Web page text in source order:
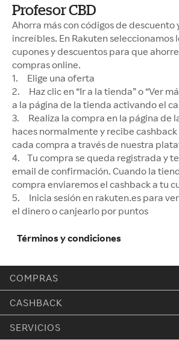
Profesor CBD
Ahorra más con códigos de descuento
increíbles. En Rakuten seleccionamos
cupones y descuentos para que
compras online.
1. Elige una oferta
2. Haz clic en “Ir a la tienda” o “Ver
a la página de la tienda activando el
3. Realiza la compra en la página de
haces normalmente y recibe
cada compra a través de nuestra
4. Tu compra se queda registrada y
email de confirmación. Cuando la
compra enviaremos el cashback a tu
5. Inicia sesión en rakuten.es para
el dinero o canjearlo por puntos
Términos y condiciones
COMPRAS
CASHBACK
SERVICIOS